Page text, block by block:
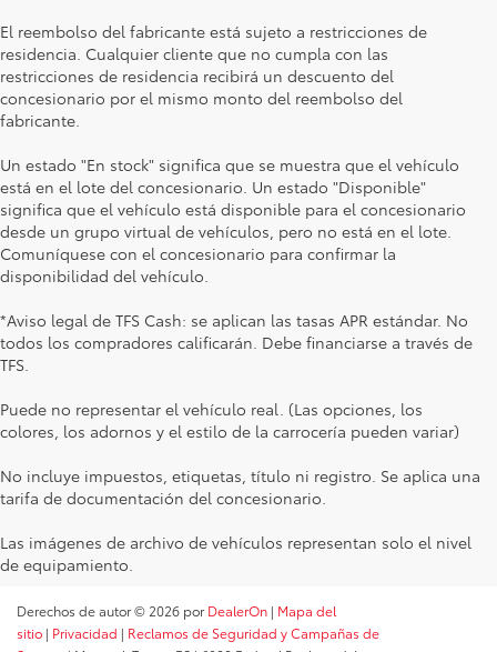
El reembolso del fabricante está sujeto a restricciones de
residencia. Cualquier cliente que no cumpla con las
restricciones de residencia recibirá un descuento del
concesionario por el mismo monto del reembolso del
fabricante.
Un estado "En stock" significa que se muestra que el vehículo
está en el lote del concesionario. Un estado "Disponible"
significa que el vehículo está disponible para el concesionario
desde un grupo virtual de vehículos, pero no está en el lote.
Comuníquese con el concesionario para confirmar la
disponibilidad del vehículo.
*Aviso legal de TFS Cash: se aplican las tasas APR estándar. No
todos los compradores calificarán. Debe financiarse a través de
TFS.
Puede no representar el vehículo real. (Las opciones, los
colores, los adornos y el estilo de la carrocería pueden variar)
No incluye impuestos, etiquetas, título ni registro. Se aplica una
tarifa de documentación del concesionario.
Las imágenes de archivo de vehículos representan solo el nivel
de equipamiento.
Derechos de autor © 2026 porDealerOn | Mapa del
sitio | Privacidad | Reclamos de Seguridad y Campañas de